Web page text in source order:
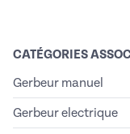
CATÉGORIES
Gerbeur manuel
Gerbeur electrique